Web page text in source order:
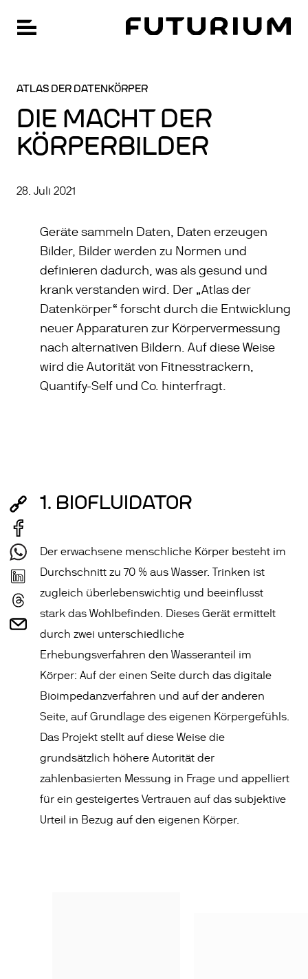
Zum
Hauptinhalt
Hauptnavigation öffnen
ATLAS DER DATENKÖRPER
DIE MACHT DER
KÖRPERBILDER
28. Juli 2021
Geräte sammeln Daten, Daten erzeugen
Bilder, Bilder werden zu Normen und
definieren dadurch, was als gesund und
krank verstanden wird. Der „Atlas der
Datenkörper“ forscht durch die Entwicklung
neuer Apparaturen zur Körpervermessung
nach alternativen Bildern. Auf diese Weise
wird die Autorität von Fitnesstrackern,
Quantify-Self und Co. hinterfragt.
1. BIOFLUIDATOR
Der erwachsene menschliche Körper besteht im
Durchschnitt zu 70 % aus Wasser. Trinken ist
zugleich überlebenswichtig und beeinflusst
stark das Wohlbefinden. Dieses Gerät ermittelt
durch zwei unterschiedliche
Erhebungsverfahren den Wasseranteil im
Körper: Auf der einen Seite durch das digitale
Bioimpedanzverfahren und auf der anderen
Seite, auf Grundlage des eigenen Körpergefühls.
Das Projekt stellt auf diese Weise die
grundsätzlich höhere Autorität der
zahlenbasierten Messung in Frage und appelliert
für ein gesteigertes Vertrauen auf das subjektive
Urteil in Bezug auf den eigenen Körper.